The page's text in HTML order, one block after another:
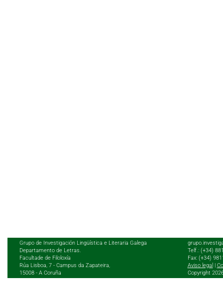
Grupo de Investigación Lingüística e Literaria Galega
Departamento de Letras.
Facultade de Filoloxía
Rúa Lisboa, 7 - Campus da Zapateira,
15008 - A Coruña
Telf.: (+34)
Fax: (+34)
Aviso legal
Copyright